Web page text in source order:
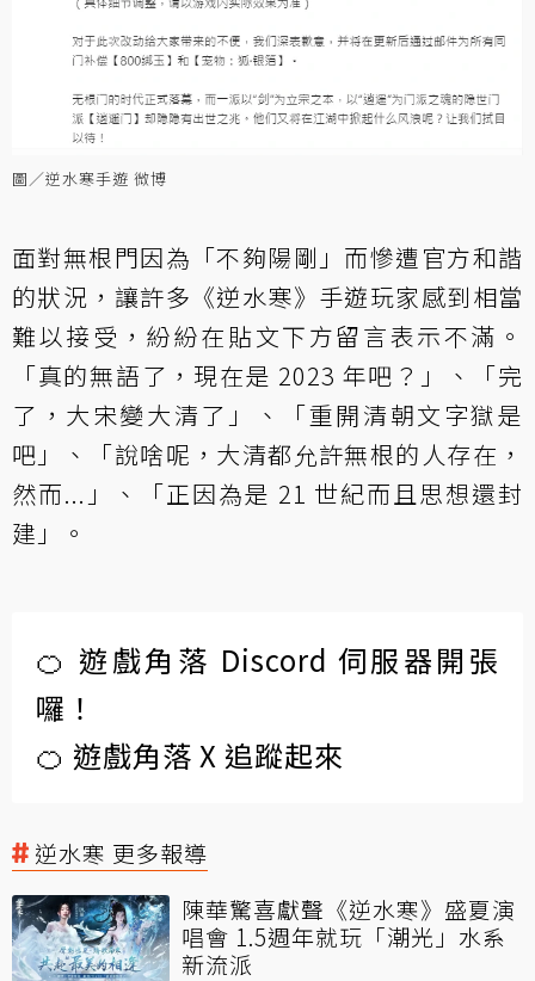
圖／逆水寒手遊 微博
面對無根門因為「不夠陽剛」而慘遭官方和諧
的狀況，讓許多《逆水寒》手遊玩家感到相當
難以接受，紛紛在貼文下方留言表示不滿。
「真的無語了，現在是 2023 年吧？」、「完
了，大宋變大清了」、「重開清朝文字獄是
吧」、「說啥呢，大清都允許無根的人存在，
然而...」、「正因為是 21 世紀而且思想還封
建」。
🍊 遊戲角落 Discord 伺服器開張
囉！
🍊 遊戲角落 X 追蹤起來
逆水寒 更多報導
陳華驚喜獻聲《逆水寒》盛夏演
唱會 1.5週年就玩「潮光」水系
新流派